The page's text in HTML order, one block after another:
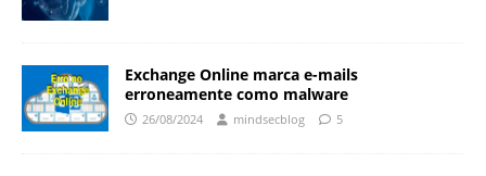
Exchange Online marca e-mails
erroneamente como malware
26/08/2024 mindsecblog 5